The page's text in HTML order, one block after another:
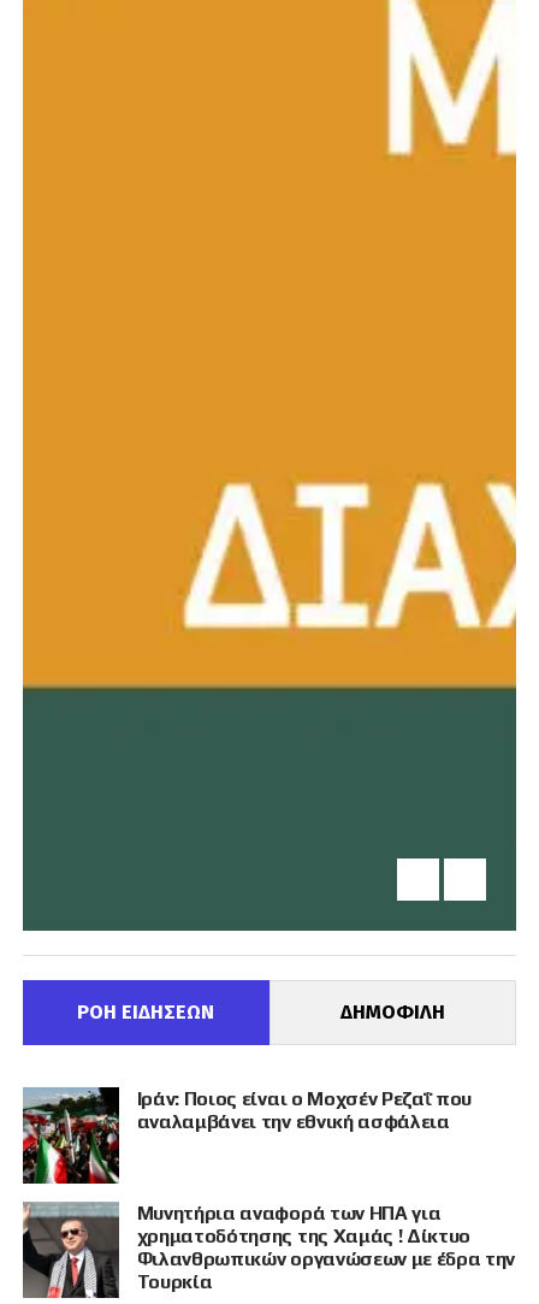
ΡΟΗ ΕΙΔΗΣΕΩΝ ΔΗΜΟΦΙΛΗ
Ιράν: Ποιος είναι ο Μοχσέν Ρεζαΐ που
αναλαμβάνει την εθνική ασφάλεια
Μυνητήρια αναφορά των ΗΠΑ για
χρηματοδότησης της Χαμάς ! Δίκτυο
Φιλανθρωπικών οργανώσεων με έδρα την
Τουρκία